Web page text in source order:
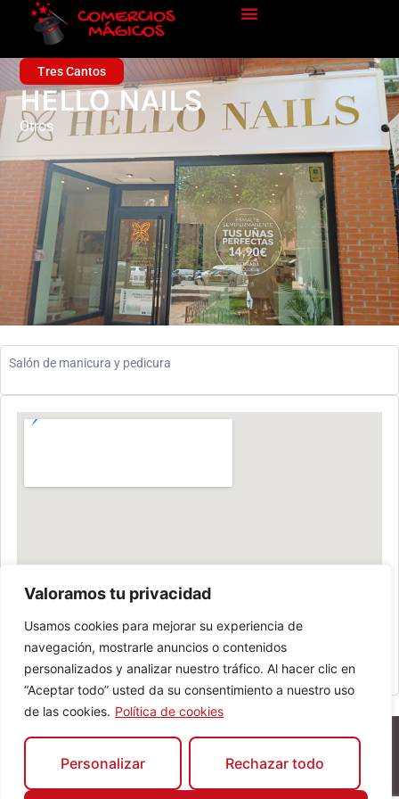
Valoramos tu privacidad
Usamos cookies para mejorar su experiencia de
navegación, mostrarle anuncios o contenidos
personalizados y analizar nuestro tráfico. Al hacer clic en
“Aceptar todo” usted da su consentimiento a nuestro uso
de las cookies. Política de cookies
Personalizar Rechazar todo
Tres Cantos
HELLO NAILS
Otros
Salón de manicura y pedicura